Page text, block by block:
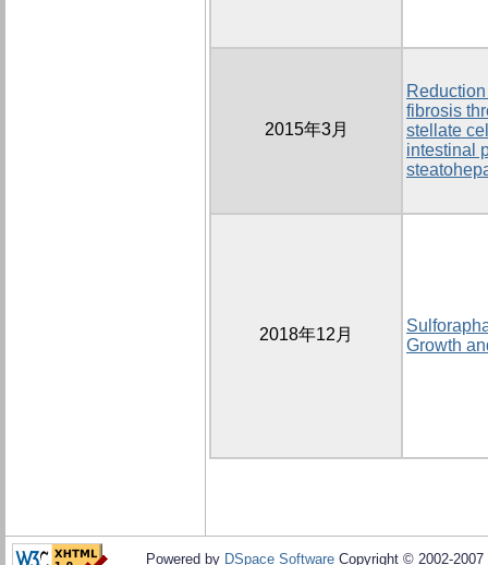
2015年3月
fibrosis
stellate
intestinal
2018年12月
Growth
Powered by DSpace Software Copyright © 2002-2007